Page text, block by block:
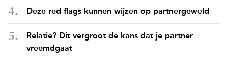
Deze red flags kunnen wijzen op partnergeweld
Relatie? Dit vergroot de kans dat je partner
vreemdgaat